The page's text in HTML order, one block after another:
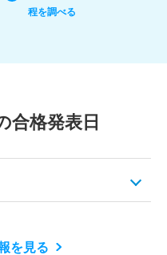
程を調べる
合格発表日
を見る